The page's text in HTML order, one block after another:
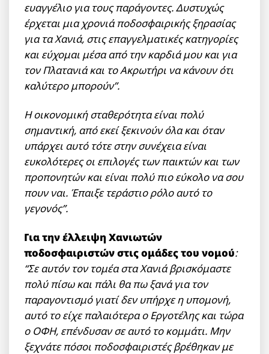
ευαγγέλιο για τους παράγοντες. Δυστυχώς
έρχεται μια χρονιά ποδοσφαιρικής ξηρασίας
για τα Χανιά, στις επαγγελματικές κατηγορίες
και εύχομαι μέσα από την καρδιά μου και για
τον Πλατανιά και το Ακρωτήρι να κάνουν ότι
καλύτερο μπορούν”.
Η οικονομική σταθερότητα είναι πολύ
σημαντική, από εκεί ξεκινούν όλα και όταν
υπάρχει αυτό τότε στην συνέχεια είναι
ευκολότερες οι επιλογές των παικτών και των
προπονητών και είναι πολύ πιο εύκολο να σου
πουν ναι. Έπαιξε τεράστιο ρόλο αυτό το
γεγονός”.
Για την έλλειψη Χανιωτών
ποδοσφαιριστών στις ομάδες του νομού:
“Σε αυτόν τον τομέα στα Χανιά βρισκόμαστε
πολύ πίσω και πάλι θα πω ξανά για τον
παραγοντισμό γιατί δεν υπήρχε η υπομονή,
αυτό το είχε παλαιότερα ο Εργοτέλης και τώρα
ο ΟΦΗ, επένδυσαν σε αυτό το κομμάτι. Μην
ξεχνάτε πόσοι ποδοσφαιριστές βρέθηκαν με